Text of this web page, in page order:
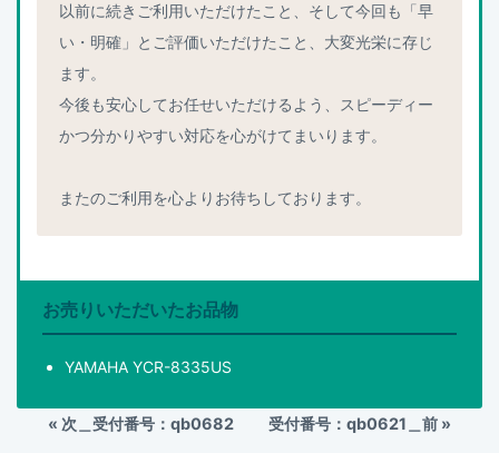
以前に続きご利用いただけたこと、そして今回も「早
い・明確」とご評価いただけたこと、大変光栄に存じ
ます。
今後も安心してお任せいただけるよう、スピーディー
かつ分かりやすい対応を心がけてまいります。
またのご利用を心よりお待ちしております。
お売りいただいたお品物
YAMAHA YCR-8335US
« 次＿受付番号：qb0682 受付番号：qb0621＿前 »